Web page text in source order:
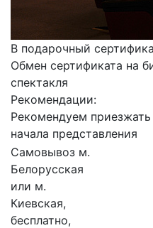
В подарочный
Обмен сертификата на
спектакля
Рекомендации:
Рекомендуем
начала представления
Самовывоз м.
Белорусская
или м.
Киевская,
бесплатно,